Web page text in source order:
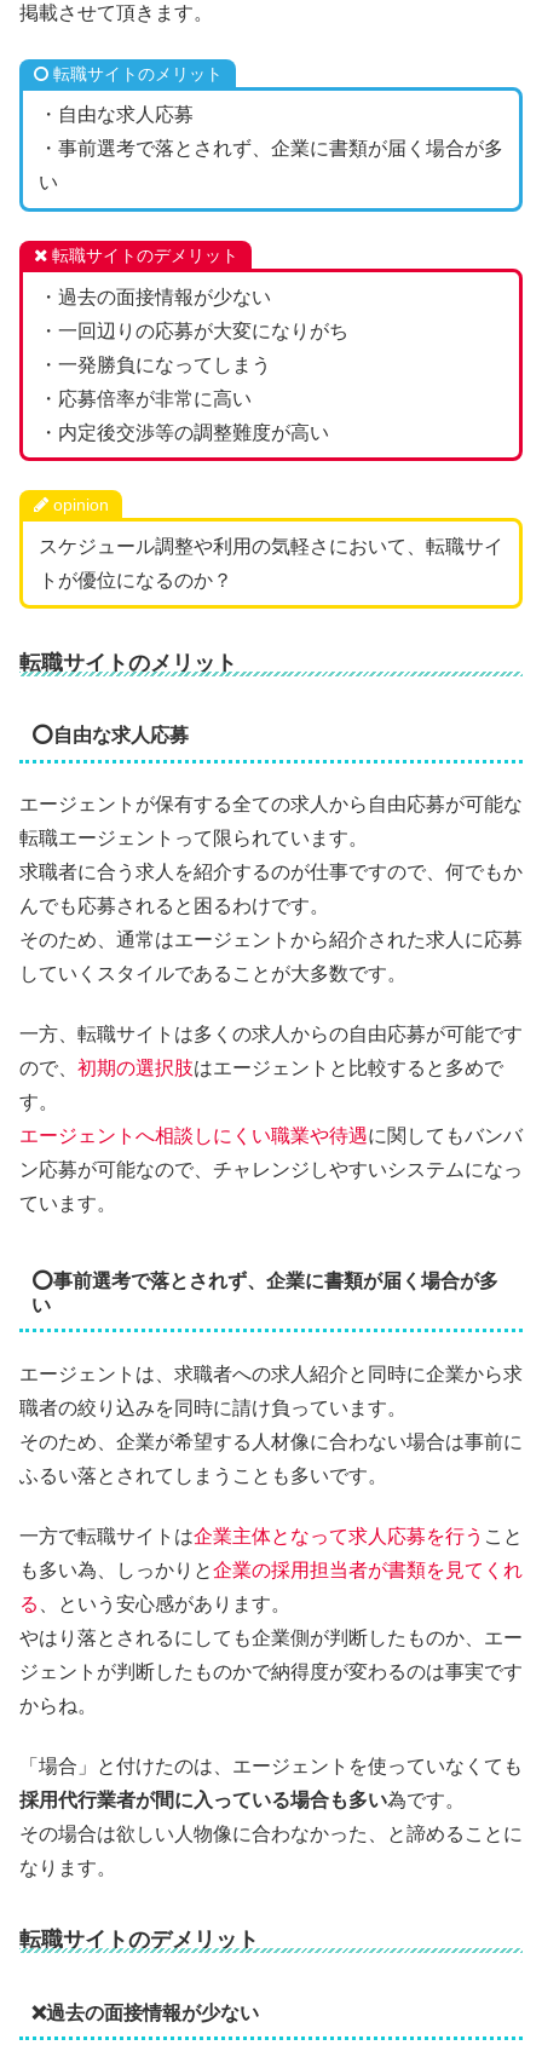
掲載させて頂きます。
転職サイトのメリット
・自由な求人応募
・事前選考で落とされず、企業に書類が届く場合が多
い
転職サイトのデメリット
・過去の面接情報が少ない
・一回辺りの応募が大変になりがち
・一発勝負になってしまう
・応募倍率が非常に高い
・内定後交渉等の調整難度が高い
opinion
スケジュール調整や利用の気軽さにおいて、転職サイ
トが優位になるのか？
転職サイトのメリット
⭕自由な求人応募
エージェントが保有する全ての求人から自由応募が可能な
転職エージェントって限られています。
求職者に合う求人を紹介するのが仕事ですので、何でもか
んでも応募されると困るわけです。
そのため、通常はエージェントから紹介された求人に応募
していくスタイルであることが大多数です。
一方、転職サイトは多くの求人からの自由応募が可能です
ので、 初期の選択肢はエージェントと比較すると多めで
す。
エージェントへ相談しにくい職業や待遇に関してもバンバ
ン応募が可能なので、チャレンジしやすいシステムになっ
ています。
⭕事前選考で落とされず、企業に書類が届く場合が多
い
エージェントは、求職者への求人紹介と同時に企業から求
職者の絞り込みを同時に請け負っています。
そのため、企業が希望する人材像に合わない場合は事前に
ふるい落とされてしまうことも多いです。
一方で転職サイトは企業主体となって求人応募を行う こと
も多い為、しっかりと企業の採用担当者が書類を見てくれ
る
、という安心感があります。
やはり落とされるにしても企業側が判断したものか、エー
ジェントが判断したものかで納得度が変わるのは事実です
からね。
「場合」と付けたのは、エージェントを使っていなくても
採用代行業者が間に入っている場合も多い為です。
その場合は欲しい人物像に合わなかった、と諦めることに
なります。
転職サイトのデメリット
❌過去の面接情報が少ない